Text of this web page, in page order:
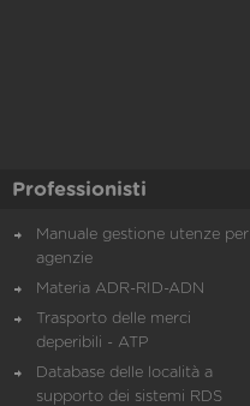
Professionisti
Manuale gestione utenze per
agenzie
Materia ADR-RID-ADN
Trasporto delle merci
deperibili - ATP
Database delle località a
supporto dei sistemi RDS